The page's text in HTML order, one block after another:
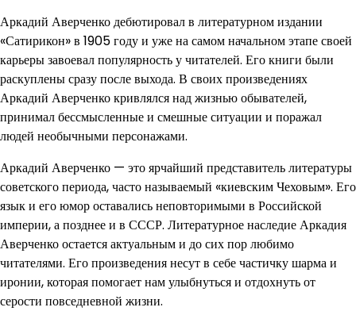
Аркадий Аверченко дебютировал в литературном издании
«Сатирикон» в 1905 году и уже на самом начальном этапе своей
карьеры завоевал популярность у читателей. Его книги были
раскуплены сразу после выхода. В своих произведениях
Аркадий Аверченко кривлялся над жизнью обывателей,
принимал бессмысленные и смешные ситуации и поражал
людей необычными персонажами.
Аркадий Аверченко — это ярчайший представитель литературы
советского периода, часто называемый «киевским Чеховым». Его
язык и его юмор оставались неповторимыми в Российской
империи, а позднее и в СССР. Литературное наследие Аркадия
Аверченко остается актуальным и до сих пор любимо
читателями. Его произведения несут в себе частичку шарма и
иронии, которая помогает нам улыбнуться и отдохнуть от
серости повседневной жизни.